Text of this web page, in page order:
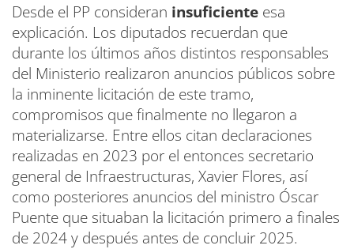
Desde el PP consideran insuficiente esa
explicación. Los diputados recuerdan que
durante los últimos años distintos responsables
del Ministerio realizaron anuncios públicos sobre
la inminente licitación de este tramo,
compromisos que finalmente no llegaron a
materializarse. Entre ellos citan declaraciones
realizadas en 2023 por el entonces secretario
general de Infraestructuras, Xavier Flores, así
como posteriores anuncios del ministro Óscar
Puente que situaban la licitación primero a finales
de 2024 y después antes de concluir 2025.